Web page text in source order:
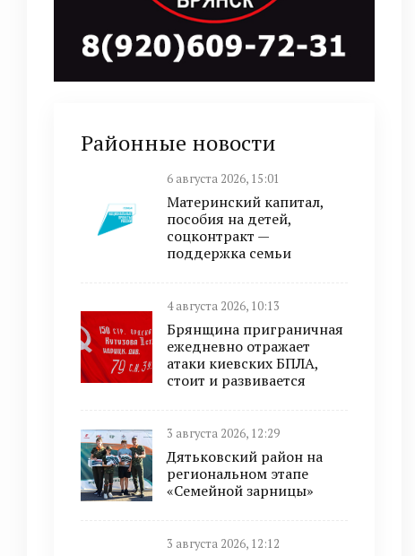
Районные новости
6 августа 2026, 15:01
Материнский капитал,
пособия на детей,
соцконтракт —
поддержка семьи
4 августа 2026, 10:13
Брянщина приграничная
ежедневно отражает
атаки киевских БПЛА,
стоит и развивается
3 августа 2026, 12:29
Дятьковский район на
региональном этапе
«Семейной зарницы»
3 августа 2026, 12:12